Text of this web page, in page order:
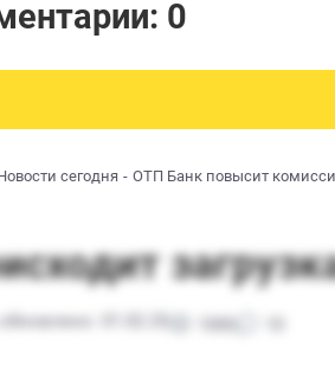
0
сегодня ОТП Банк повысит